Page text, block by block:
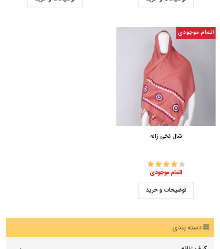
اتمام موجودی
شال نخی ژاله
اتمام موجودی
توضیحات و خرید
دسته بندی